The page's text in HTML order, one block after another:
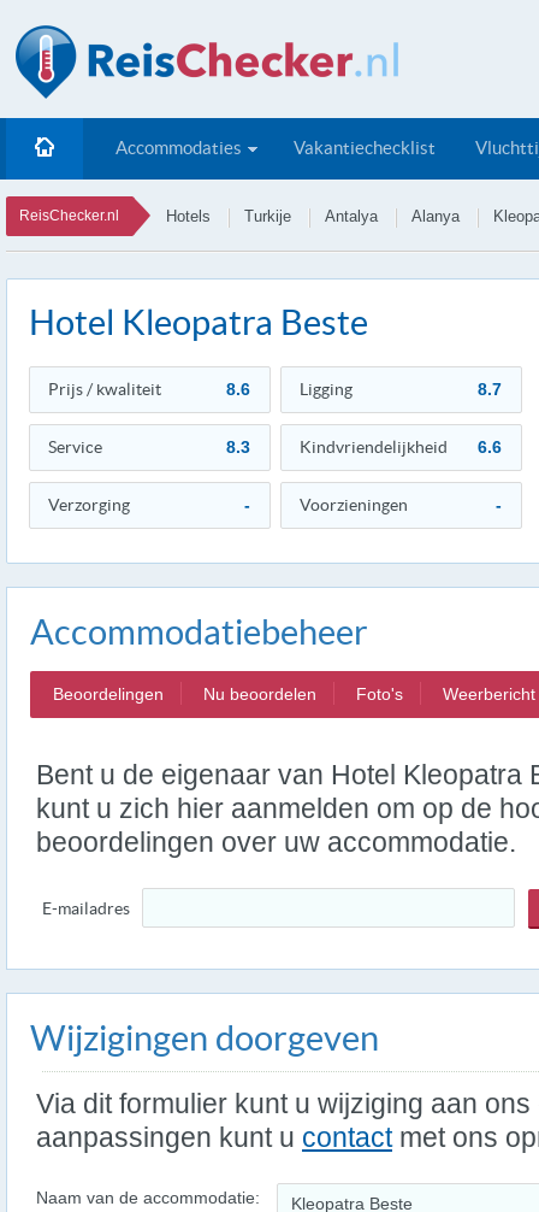
Accommodaties Vakantiechecklist
ReisChecker.nl Hotels Turkije Antalya Alanya
Hotel Kleopatra Beste
Prijs / kwaliteit 8.6 Ligging 8.7
Service 8.3 Kindvriendelijkheid 6.6
Verzorging - Voorzieningen -
Accommodatiebeheer
Beoordelingen Nu beoordelen Foto's Weerbericht
Bent u de eigenaar van Hotel Kleopatra
kunt u zich hier aanmelden om op de
beoordelingen over uw accommodatie.
E-mailadres
Wijzigingen doorgeven
Via dit formulier kunt u wijziging aan
aanpassingen kunt u contactmet ons
Naam van de accommodatie: